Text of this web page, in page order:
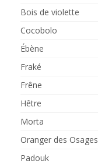
Bois de violette
Cocobolo
Ébène
Fraké
Frêne
Hêtre
Morta
Oranger des Osages
Padouk